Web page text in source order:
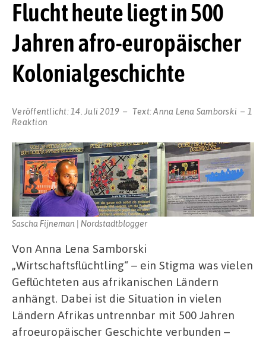
Flucht heute liegt in 500
Jahren afro-europäischer
Kolonialgeschichte
Veröffentlicht: 14. Juli 2019 Text:Anna Lena Samborski
1
Reaktion
Sascha Fijneman | Nordstadtblogger
Von Anna Lena Samborski
„Wirtschaftsflüchtling“ – ein Stigma was vielen
Geflüchteten aus afrikanischen Ländern
anhängt. Dabei ist die Situation in vielen
Ländern Afrikas untrennbar mit 500 Jahren
afroeuropäischer Geschichte verbunden –